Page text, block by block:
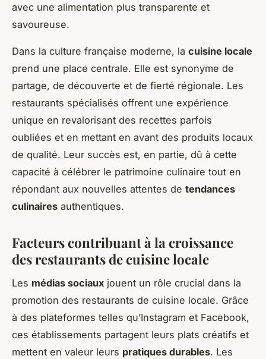
avec une alimentation plus transparente et
savoureuse.
Dans la culture française moderne, la cuisine locale
prend une place centrale. Elle est synonyme de
partage, de découverte et de fierté régionale. Les
restaurants spécialisés offrent une expérience
unique en revalorisant des recettes parfois
oubliées et en mettant en avant des produits locaux
de qualité. Leur succès est, en partie, dû à cette
capacité à célébrer le patrimoine culinaire tout en
répondant aux nouvelles attentes de tendances
culinaires authentiques.
Facteurs contribuant à la croissance
des restaurants de cuisine locale
Les médias sociaux jouent un rôle crucial dans la
promotion des restaurants de cuisine locale. Grâce
à des plateformes telles qu’Instagram et Facebook,
ces établissements partagent leurs plats créatifs et
mettent en valeur leurs pratiques durables. Les